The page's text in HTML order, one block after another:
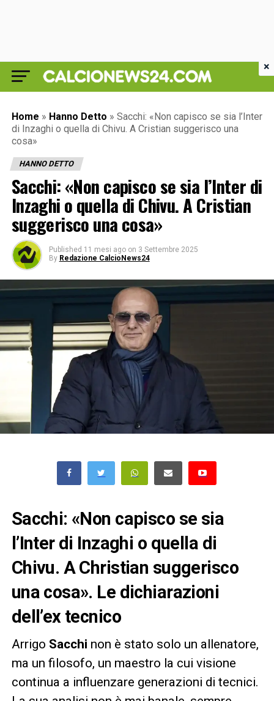
Home » Hanno Detto » Sacchi: «Non capisco se sia l’Inter
di Inzaghi o quella di Chivu. A Cristian suggerisco una
cosa»
HANNO DETTO
Sacchi: «Non capisco se sia l’Inter di
Inzaghi o quella di Chivu. A Cristian
suggerisco una cosa»
Published 11 mesi ago on 3 Settembre 2025
By Redazione CalcioNews24
Sacchi: «Non capisco se sia
l’Inter di Inzaghi o quella di
Chivu. A Christian suggerisco
una cosa». Le dichiarazioni
dell’ex tecnico
Arrigo Sacchi non è stato solo un allenatore,
ma un filosofo, un maestro la cui visione
continua a influenzare generazioni di tecnici.
×